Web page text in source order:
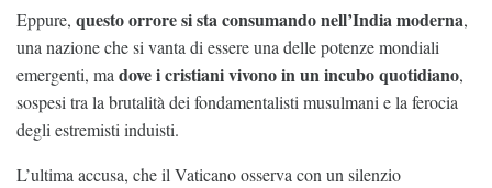
Eppure, questo orrore si sta consumando nell’India moderna,
una nazione che si vanta di essere una delle potenze mondiali
emergenti, ma dove i cristiani vivono in un incubo quotidiano,
sospesi tra la brutalità dei fondamentalisti musulmani e la ferocia
degli estremisti induisti.
L’ultima accusa, che il Vaticano osserva con un silenzio